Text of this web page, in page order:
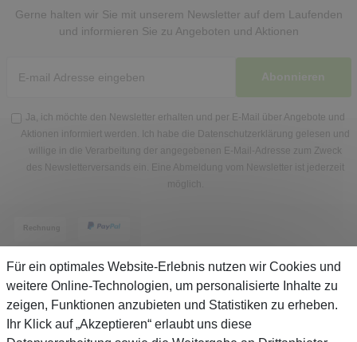
Gerne halten wir Sie mit unserem Newsletter auf dem Laufenden
und informieren Sie zu Angeboten und Aktionen
Abonnieren
Ja, ich möchte den Newsletter erhalten und per E-Mail über Angebote und
Aktionen informiert werden. Ich habe die Datenschutzerklärung gelesen und
willige in die Verarbeitung der angegebenen E-Mail-Adresse zum Zweck
des Newsletterversands ein. Eine Abmeldung vom Newsletter ist jederzeit
möglich.
Service
Für ein optimales Website-Erlebnis nutzen wir Cookies und
weitere Online-Technologien, um personalisierte Inhalte zu
zeigen, Funktionen anzubieten und Statistiken zu erheben.
Ihr Klick auf „Akzeptieren“ erlaubt uns diese